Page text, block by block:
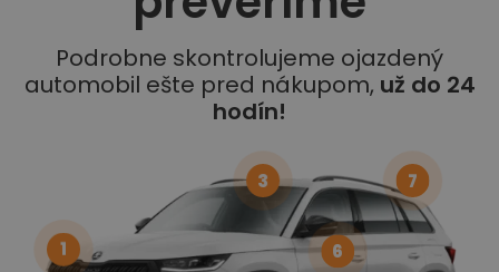
Podrobne skontrolujeme ojazdený
automobil ešte pred nákupom, už do 24
hodín!
1
3
6
7